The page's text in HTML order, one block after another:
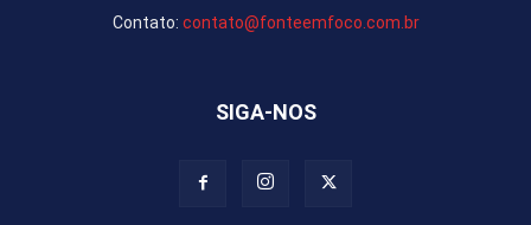
Contato: contato@fonteemfoco.com.br
SIGA-NOS